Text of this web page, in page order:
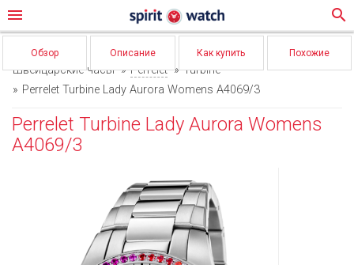
menu search
Обзор Описание Как купить Похожие
Швейцарские часы Perrelet
Turbine
Perrelet Turbine Lady Aurora Womens A4069/3
Perrelet Turbine Lady Aurora Womens
A4069/3